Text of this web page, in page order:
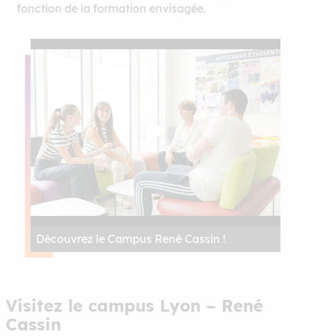
fonction de la formation envisagée.
Découvrez le Campus René Cassin !
Visitez le campus Lyon – René
Cassin